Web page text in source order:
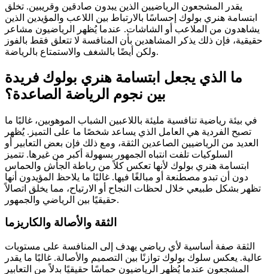
يقدر المشجعون الرياضيين الذين يبدون صادقين وقريبين. تخلق
ابتسامة هنري بولوك إحساسًا بالارتباط بين اللاعب والمؤيدين الذين
يشاهدون من الملاعب أو الشاشات. عندما يُظهر الرياضيون مشاعر
حقيقية، فإن ذلك يذكر المشاهدين بأن المنافسة لا تتعلق فقط بالفوز
ولكن أيضًا بالشغف والاستمتاع بالرياضة.
ما الذي يجعل ابتسامة هنري بولوك فريدة
بين نجوم الرياضة الصاعدة؟
في بيئة رياضية تنافسية مليئة باللاعبين الشباب الموهوبين، غالبًا ما
تصبح الفردية هي العامل الذي يساعد شخصًا ما على التميز. يُظهر
العديد من الرياضيين الصاعدين الثقة، ومع ذلك فإن بعض التعابير أو
السلوكيات تلفت انتباه الجمهور بسهولة أكبر من غيرها. تتميز
ابتسامة هنري بولوك لأنها تعكس كلاً من رباطة الجأش والحماس
دون أن تبدو مصطنعة أو مبالغًا فيها. غالبًا ما يلاحظ المؤيدون أنها
تظهر بشكل طبيعي خلال لحظات النجاح أو الارتياح، مما يخلق اتصالاً
حقيقيًا بين الرياضي والجمهور.
الثقة والأصالة والكاريزما
الثقة صفة أساسية لأي رياضي يهدف إلى المنافسة على مستويات
عالية. يعكس سلوك بولوك توازنًا بين التصميم والأصالة. غالبًا ما يقدر
المشجعون عندما يُظهر الرياضيون حماسًا حقيقيًا بدلاً من التعابير